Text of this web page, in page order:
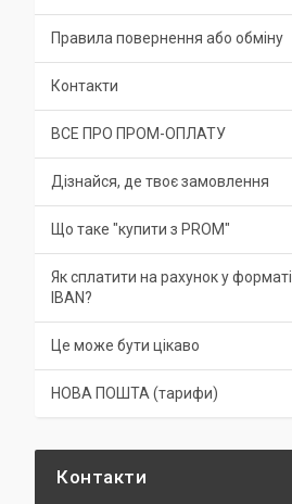
Правила повернення або обміну
Контакти
ВСЕ ПРО ПРОМ-ОПЛАТУ
Дізнайся, де твоє замовлення
Що таке "купити з PROM"
Як сплатити на рахунок у форматі
IBAN?
Це може бути цікаво
НОВА ПОШТА (тарифи)